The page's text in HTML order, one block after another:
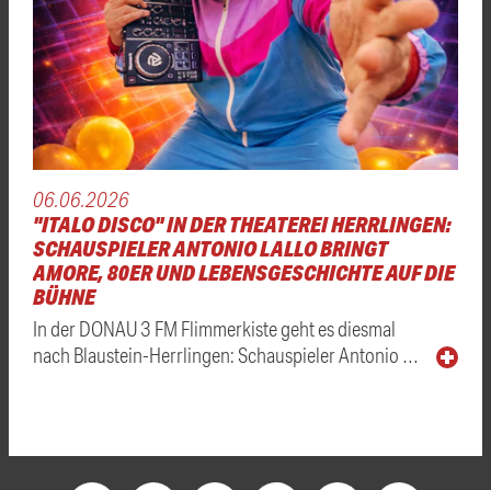
06.06.2026
"ITALO DISCO" IN DER THEATEREI HERRLINGEN:
SCHAUSPIELER ANTONIO LALLO BRINGT
AMORE, 80ER UND LEBENSGESCHICHTE AUF DIE
BÜHNE
In der DONAU 3 FM Flimmerkiste geht es diesmal
nach Blaustein-Herrlingen: Schauspieler Antonio …